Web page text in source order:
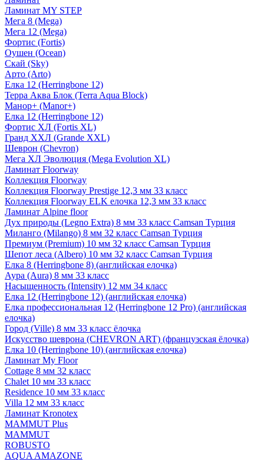
Ламинат MY STEP
Мега 8 (Mega)
Мега 12 (Mega)
Фортис (Fortis)
Оушен (Ocean)
Скай (Sky)
Арто (Arto)
Елка 12 (Herringbone 12)
Терра Аква Блок (Terra Aqua Block)
Манор+ (Manor+)
Елка 12 (Herringbone 12)
Фортис ХЛ (Fortis XL)
Гранд ХХЛ (Grande XXL)
Шеврон (Chevron)
Мега ХЛ Эволюция (Mega Evolution XL)
Ламинат Floorway
Коллекция Floorway
Коллекция Floorway Prestige 12,3 мм 33 класс
Коллекция Floorway ELK елочка 12,3 мм 33 класс
Ламинат Alpine floor
Дух природы (Legno Extra) 8 мм 33 класс Camsan Турция
Миланго (Milango) 8 мм 32 класс Camsan Турция
Премиум (Premium) 10 мм 32 класс Camsan Турция
Шепот леса (Albero) 10 мм 32 класс Camsan Турция
Елка 8 (Herringbone 8) (английская елочка)
Аура (Aura) 8 мм 33 класс
Насыщенность (Intensity) 12 мм 34 класс
Елка 12 (Herringbone 12) (английская елочка)
Елка профессиональная 12 (Herringbone 12 Pro) (английская
елочка)
Город (Ville) 8 мм 33 класс ёлочка
Искусство шеврона (CHEVRON ART) (французская ёлочка)
Елка 10 (Herringbone 10) (английская елочка)
Ламинат My Floor
Cottage 8 мм 32 класс
Chalet 10 мм 33 класс
Residence 10 мм 33 класс
Villa 12 мм 33 класс
Ламинат Kronotex
MAMMUT Plus
MAMMUT
ROBUSTO
AQUA AMAZONE